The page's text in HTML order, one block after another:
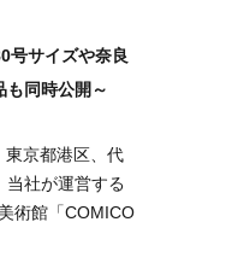
号サイズや奈良
も同時公開～
東京都港区、代
当社が運営する
術館「COMICO